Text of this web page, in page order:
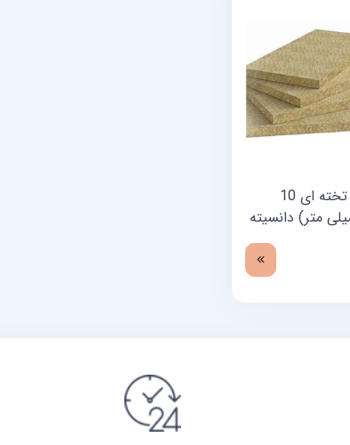
پشم سنگ تخته ای 10
(100 میلی متر) دانسیته